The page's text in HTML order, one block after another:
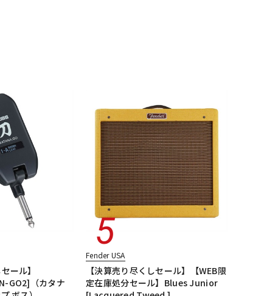
ール】
GO2]（カタナ
Fender USA
【決算売り尽くしセール】【WEB限
定在庫処分セール】Blues Junior